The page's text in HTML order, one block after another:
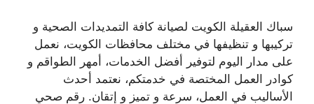
سباك العقيلة الكويت لصيانة كافة التمديدات الصحية و
تركيبها و تنظيفها في مختلف محافظات الكويت، نعمل
على مدار اليوم لتوفير أفضل الخدمات، أمهر الطواقم و
كوادر العمل المختصة في خدمتكم، نعتمد أحدث
الأساليب في العمل، سرعة و تميز و إتقان. رقم صحي